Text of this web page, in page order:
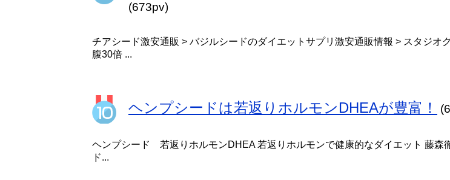
(673pv)
チアシード激安通販 > バジルシードのダイエットサプリ激安通販情報 > スタジ
腹30倍 ...
ヘンプシードは若返りホルモンDHEAが豊富！
ヘンプシード 若返りホルモンDHEA 若返りホルモンで健康的なダイエット 藤森
ド...